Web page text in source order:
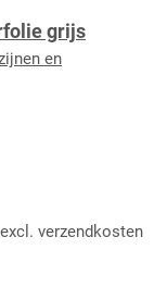
grijs
en
verzendkosten